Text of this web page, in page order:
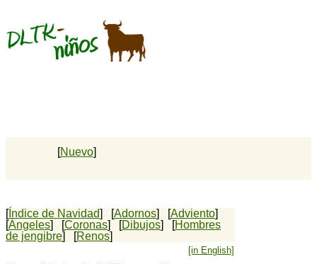
[Nuevo]
[Índice de Navidad] [Adornos] [Adviento]
[Ángeles] [Coronas] [Dibujos] [Hombres
de jengibre] [Renos]
[in English]